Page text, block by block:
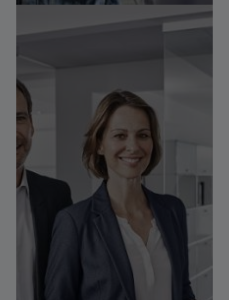
Mezinárodní Pokrytí Služeb
Arval Mobility Observatory
Novinky
Kontakty